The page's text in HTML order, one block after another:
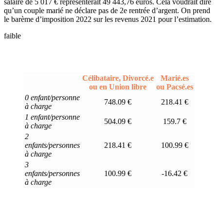
qu’un couple marié ne déclare pas de 2e rentrée d’argent. On prend
le barème d’imposition 2022 sur les revenus 2021 pour l’estimation.
faible
Célibataire, Divorcé.e
ou en Union libre
Marié.es
ou Pacsé.es
0 enfant/personne
à charge
748.09 €
218.41 €
1 enfant/personne
à charge
504.09 €
159.7 €
2
enfants/personnes
à charge
218.41 € 100.99 €
3
enfants/personnes
à charge
100.99 € -16.42 €